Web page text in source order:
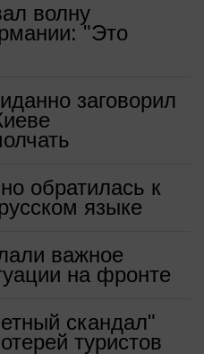
волну
"Это
заговорил
обратилась к
языке
важное
на фронте
скандал"
туристов